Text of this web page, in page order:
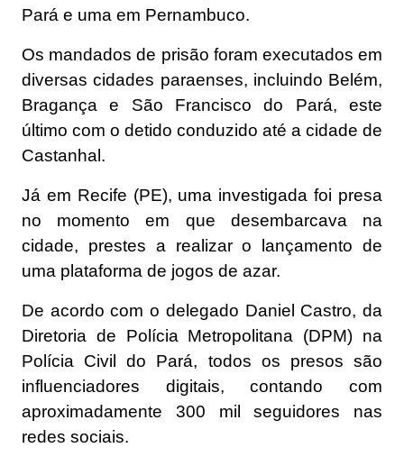
Pará e uma em Pernambuco.
Os mandados de prisão foram executados em
diversas cidades paraenses, incluindo Belém,
Bragança e São Francisco do Pará, este
último com o detido conduzido até a cidade de
Castanhal.
Já em Recife (PE), uma investigada foi presa
no momento em que desembarcava na
cidade, prestes a realizar o lançamento de
uma plataforma de jogos de azar.
De acordo com o delegado Daniel Castro, da
Diretoria de Polícia Metropolitana (DPM) na
Polícia Civil do Pará, todos os presos são
influenciadores digitais, contando com
aproximadamente 300 mil seguidores nas
redes sociais.